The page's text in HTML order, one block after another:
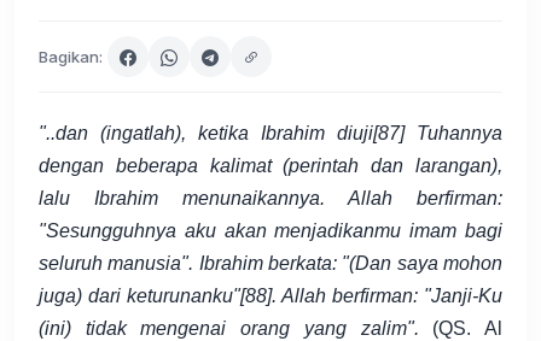
Bagikan:
"..dan (ingatlah), ketika Ibrahim diuji[87] Tuhannya
dengan beberapa kalimat (perintah dan larangan),
lalu Ibrahim menunaikannya. Allah berfirman:
"Sesungguhnya aku akan menjadikanmu imam bagi
seluruh manusia". Ibrahim berkata: "(Dan saya mohon
juga) dari keturunanku"[88]. Allah berfirman: "Janji-Ku
(ini) tidak mengenai orang yang zalim". (QS. Al